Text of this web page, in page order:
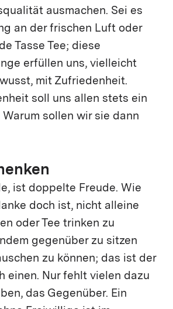
ausmachen. Sei es
an der frischen Luft oder
Tasse Tee; diese
erfüllen uns, vielleicht
mit Zufriedenheit.
soll uns allen stets ein
Warum sollen wir sie dann
ist doppelte Freude. Wie
doch ist, nicht alleine
oder Tee trinken zu
gegenüber zu sitzen
zu können; das ist der
einen. Nur fehlt vielen dazu
das Gegenüber. Ein